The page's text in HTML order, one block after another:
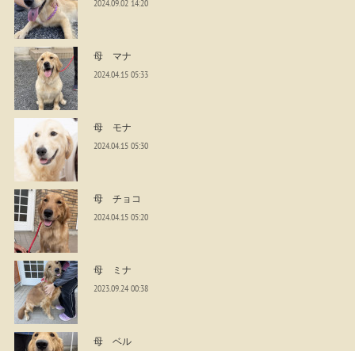
2024.09.02 14:20
母 マナ
2024.04.15 05:33
母 モナ
2024.04.15 05:30
母 チョコ
2024.04.15 05:20
母 ミナ
2023.09.24 00:38
母 ベル